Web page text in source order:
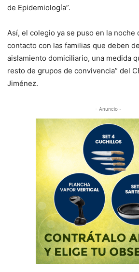
de Epidemiología”.
Así, el colegio ya se puso en la noche
contacto con las familias que deben
aislamiento domiciliario, una medida
resto de grupos de convivencia” del
Jiménez.
- Anuncio -